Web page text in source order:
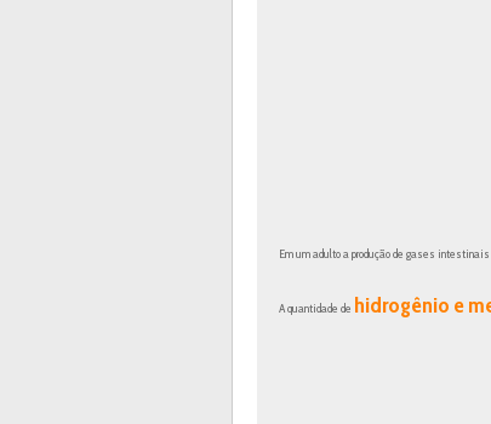
Em um adulto a produção de gases
A quantidade de hidrogênio e